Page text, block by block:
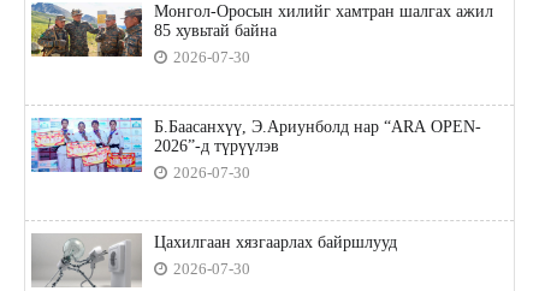
Монгол-Оросын хилийг хамтран шалгах ажил
85 хувьтай байна
2026-07-30
Б.Баасанхүү, Э.Ариунболд нар “ARA OPEN-
2026”-д түрүүлэв
2026-07-30
Цахилгаан хязгаарлах байршлууд
2026-07-30